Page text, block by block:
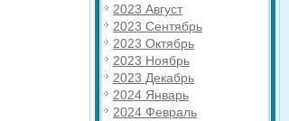
2023 Август
2023 Сентябрь
2023 Октябрь
2023 Ноябрь
2023 Декабрь
2024 Январь
2024 Февраль